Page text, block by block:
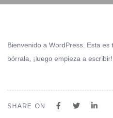
Bienvenido a WordPress. Esta
bórrala, ¡luego empieza a escribir!
SHARE ON